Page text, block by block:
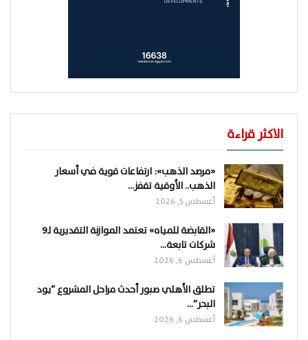
الاكثر قراءة
«مرصد الذهب»: ارتفاعات قوية في أسعار
الذهب.. الأوقية تقفز…
أغسطس 5, 2026
«القابضة للمياه» تعتمد الموازنة التقديرية لـ9
شركات تابعة…
أغسطس 6, 2026
تطلق الأهلي صبور أحدث مراحل المشروع “يود
البحر”…
أغسطس 6, 2026